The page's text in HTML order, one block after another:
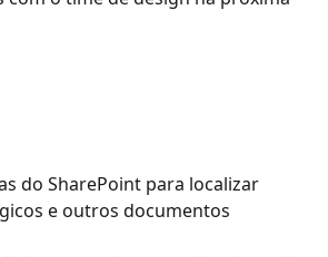
do SharePoint para localizar
e outros documentos